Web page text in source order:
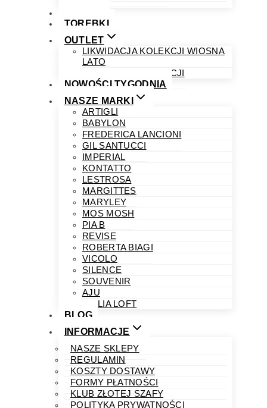
TOREBKI
OUTLET
LIKWIDACJA KOLEKCJI WIOSNA
LATO
LIKWIDACJA KOLEKCJI
NOWOŚCI TYGODNIA
NASZE MARKI
ARTIGLI
BABYLON
FREDERICA LANCIONI
GIL SANTUCCI
IMPERIAL
KONTATTO
LESTROSA
MARGITTES
MARYLEY
MOS MOSH
PIA B
REVISE
ROBERTA BIAGI
VICOLO
SILENCE
SOUVENIR
AJU
PHILIA LOFT
BLOG
INFORMACJE
NASZE SKLEPY
REGULAMIN
KOSZTY DOSTAWY
FORMY PŁATNOŚCI
KLUB ZŁOTEJ SZAFY
POLITYKA PRYWATNOŚCI